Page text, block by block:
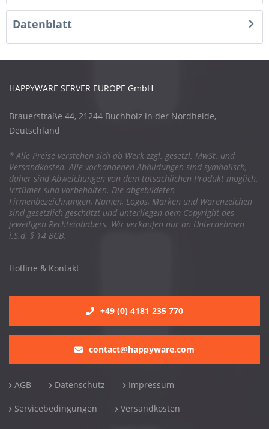
Datenblatt
HAPPYWARE SERVER EUROPE GmbH
Brauerstraße 44, 21244 Buchholz in der Nordheide,
Deutschland
* Alle Preise verstehen sich ab Werk zzgl. gesetzl. MwSt. und
Versandkosten. Alle vorhandenen Abbildungen sind symbolisch,
daher sind Abweichungen von dem tatsächlichen Produkt möglich.
Irrtümer sind vorbehalten. Die abgebildeten
Firmenbezeichnungen, Namen, Logos, Marken und Warenzeichen
sind gesetzlich geschützt und unterliegen dem Copyright des
jeweiligen Rechteinhabers. Wir verkaufen nur an Unternehmen
i.S.d. § 14 BGB.
Hotline & Kontakt
+49 (0) 4181 235 770
contact@happyware.com
AGB Datenschutz Impressum
Servicebedingungen Versandkosten